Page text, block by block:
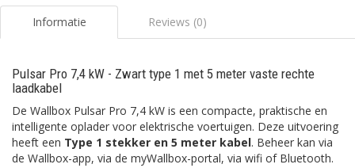
Informatie Reviews (0)
Pulsar Pro 7,4 kW - Zwart type 1 met 5 meter vaste rechte
laadkabel
De Wallbox Pulsar Pro 7,4 kW is een compacte, praktische en
intelligente oplader voor elektrische voertuigen. Deze uitvoering
heeft een Type 1 stekker en 5 meter kabel. Beheer kan via
de Wallbox-app, via de myWallbox-portal, via wifi of Bluetooth.